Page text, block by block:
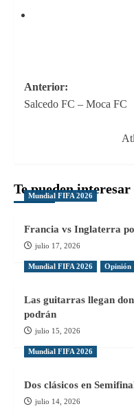
Navegación
de
Anterior:
Salcedo FC – Moca FC
Te pueden interesar
Mundial FIFA 2026
Francia vs Inglaterra
julio 17, 2026
Mundial FIFA 2026 Opinión
Las guitarras llegan
podrán
julio 15, 2026
Mundial FIFA 2026
Dos clásicos en
julio 14, 2026